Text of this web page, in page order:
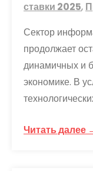
ставки 2025,
Сектор
продолжает
динамичных и
экономике. В
Читать далее